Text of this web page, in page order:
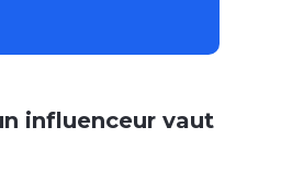
influenceur vaut